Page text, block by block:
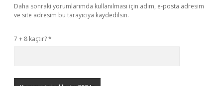
Daha sonraki yorumlarımda kullanılması için adım, e-posta adresim
ve site adresim bu tarayıcıya kaydedilsin.
7 + 8 kaçtır?*